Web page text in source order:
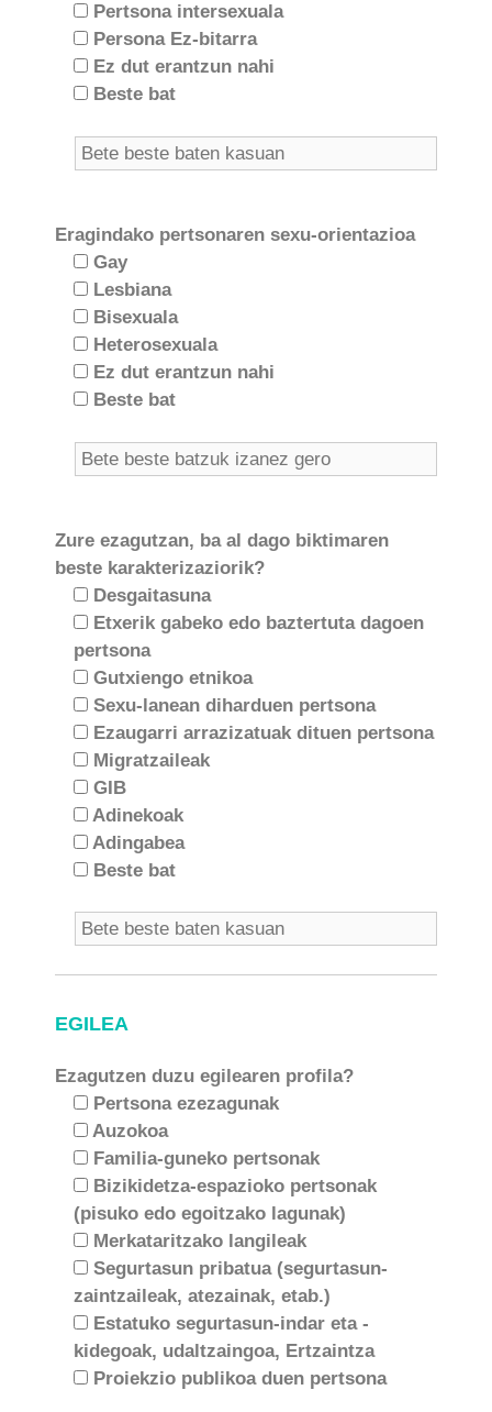
Pertsona intersexuala
Persona Ez-bitarra
Ez dut erantzun nahi
Beste bat
Eragindako pertsonaren sexu-orientazioa
Gay
Lesbiana
Bisexuala
Heterosexuala
Ez dut erantzun nahi
Beste bat
Zure ezagutzan, ba al dago biktimaren
beste karakterizaziorik?
Desgaitasuna
Etxerik gabeko edo baztertuta dagoen
pertsona
Gutxiengo etnikoa
Sexu-lanean diharduen pertsona
Ezaugarri arrazizatuak dituen pertsona
Migratzaileak
GIB
Adinekoak
Adingabea
Beste bat
EGILEA
Ezagutzen duzu egilearen profila?
Pertsona ezezagunak
Auzokoa
Familia-guneko pertsonak
Bizikidetza-espazioko pertsonak
(pisuko edo egoitzako lagunak)
Merkataritzako langileak
Segurtasun pribatua (segurtasun-
zaintzaileak, atezainak, etab.)
Estatuko segurtasun-indar eta -
kidegoak, udaltzaingoa, Ertzaintza
Proiekzio publikoa duen pertsona